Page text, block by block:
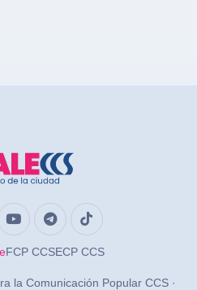
FCP CCSECP CCS
la Comunicación Popular CCS ·